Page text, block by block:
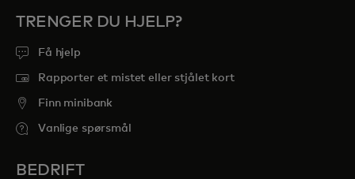
TRENGER DU HJELP?
Få hjelp
Rapporter et mistet eller stjålet kort
Finn minibank
Vanlige spørsmål
BEDRIFT